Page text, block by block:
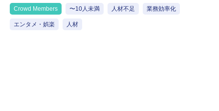
Crowd Members 〜10人未満 人材不足 業務効率化
エンタメ・娯楽 人材